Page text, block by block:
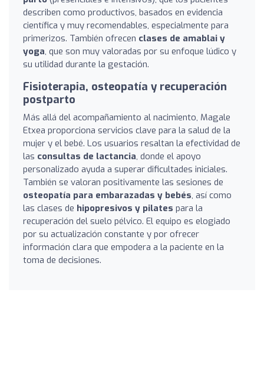
describen como productivos, basados en evidencia
científica y muy recomendables, especialmente para
primerizos. También ofrecen clases de amablai y
yoga, que son muy valoradas por su enfoque lúdico y
su utilidad durante la gestación.
Fisioterapia, osteopatía y recuperación
postparto
Más allá del acompañamiento al nacimiento, Magale
Etxea proporciona servicios clave para la salud de la
mujer y el bebé. Los usuarios resaltan la efectividad de
las consultas de lactancia, donde el apoyo
personalizado ayuda a superar dificultades iniciales.
También se valoran positivamente las sesiones de
osteopatía para embarazadas y bebés, así como
las clases de hipopresivos y pilates para la
recuperación del suelo pélvico. El equipo es elogiado
por su actualización constante y por ofrecer
información clara que empodera a la paciente en la
toma de decisiones.